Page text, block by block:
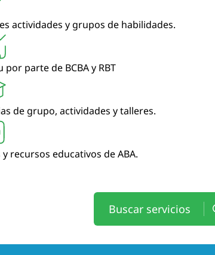
actividades y grupos de habilidades.
parte de BCBA y RBT
de grupo, actividades y talleres.
recursos educativos de ABA.
Buscar servicios